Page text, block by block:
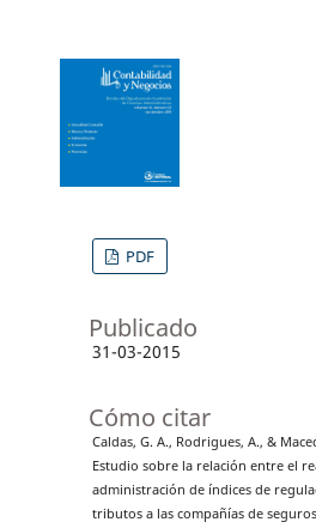
PDF
Publicado
31-03-2015
Cómo citar
Caldas, G. A., Rodrigues, A., &
Estudio sobre la relación entre el
administración de índices de
tributos a las compañías de